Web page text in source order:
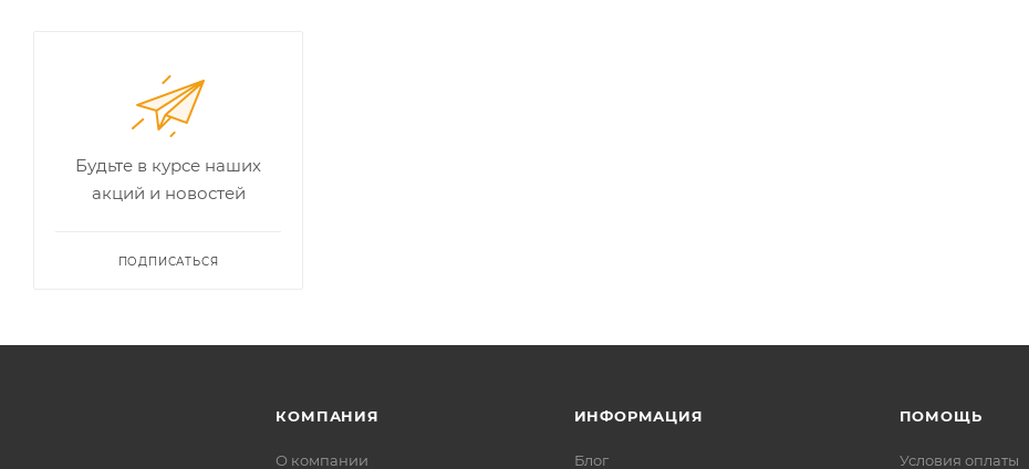
Будьте в курсе наших
акций и новостей
ПОДПИСАТЬСЯ
КОМПАНИЯ
О компании
ИНФОРМАЦИЯ
Блог
ПОМОЩЬ
Условия оплаты